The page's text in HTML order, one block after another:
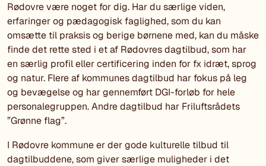
Rødovre være noget for dig. Har du særlige viden,
erfaringer og pædagogisk faglighed, som du kan
omsætte til praksis og berige børnene med, kan du måske
finde det rette sted i et af Rødovres dagtilbud, som har
en særlig profil eller certificering inden for fx idræt, sprog
og natur. Flere af kommunes dagtilbud har fokus på leg
og bevægelse og har gennemført DGI-forløb for hele
personalegruppen. Andre dagtilbud har Friluftsrådets
”Grønne flag”.
I Rødovre kommune er der gode kulturelle tilbud til
dagtilbuddene, som giver særlige muligheder i det